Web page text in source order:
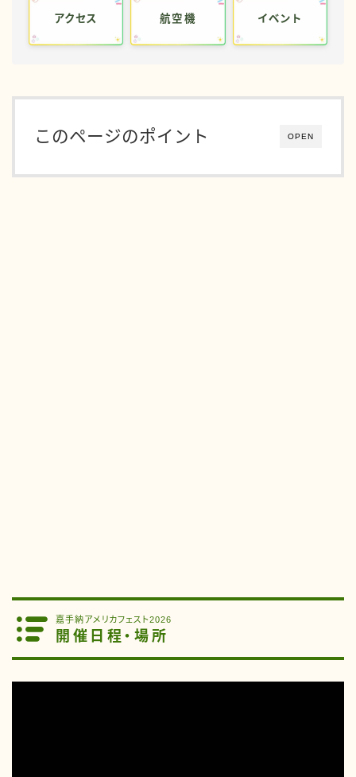
アクセス 航空機 イベント
OPEN
このページのポイント
嘉手納アメリカフェスト2026
開催日程・場所